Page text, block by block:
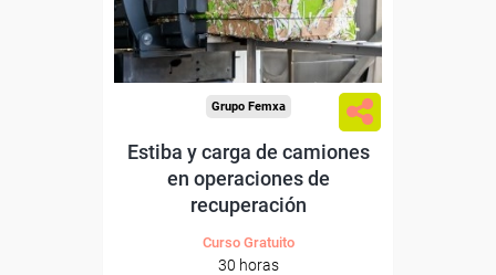
Sector
-Mediambiente.
Grupo Femxa
Estiba y carga de camiones
en operaciones de
recuperación
Curso Gratuito
30 horas